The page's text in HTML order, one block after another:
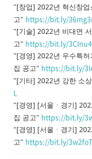
"[창업] 2022년 혁신창
고" https://bit.ly/
"[기술] 2022년 비대면
고" https://bit.ly/
"[경영] 2022년 우수특
집 공고" https://bit.ly/
"[기타] 2022년 강한 소
L
"[경영] [서울ㆍ경기]
집 공고" https://bit.ly/
"[경영] [서울ㆍ경기]
고" https://bit.ly/